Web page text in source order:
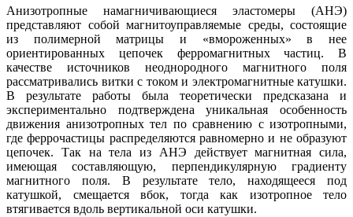
Анизотропные намагничивающиеся эластомеры (АНЭ)
представляют собой магнитоуправляемые среды, состоящие
из полимерной матрицы и «вмороженных» в нее
ориентированных цепочек ферромагнитных частиц. В
качестве источников неоднородного магнитного поля
рассматривались витки с током и электромагнитные катушки.
В результате работы была теоретически предсказана и
экспериментально подтверждена уникальная особенность
движения анизотропных тел по сравнению с изотропными,
где феррочастицы распределяются равномерно и не образуют
цепочек. Так на тела из АНЭ действует магнитная сила,
имеющая составляющую, перпендикулярную градиенту
магнитного поля. В результате тело, находящееся под
катушкой, смещается вбок, тогда как изотропное тело
втягивается вдоль вертикальной оси катушки.